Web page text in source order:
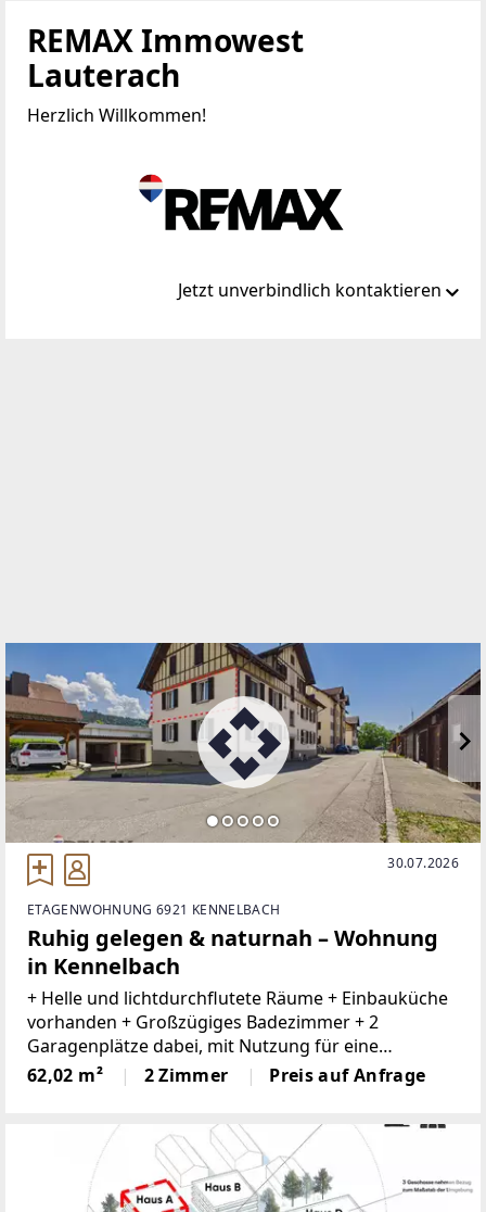
REMAX Immowest
Lauterach
Herzlich Willkommen!
Jetzt unverbindlich kontaktieren
s.baldauf@remax-immowest.at
30.07.2026
ETAGENWOHNUNG 6921 KENNELBACH
Ruhig gelegen & naturnah – Wohnung
in Kennelbach
+ Helle und lichtdurchflutete Räume + Einbauküche
vorhanden + Großzügiges Badezimmer + 2
Garagenplätze dabei, mit Nutzung für eine
Werkstatt mit Stromanschluss und Beleuchtung +
Gartenanteil vorhanden + 3 Schuppen mit dabei +
62,02 m² 2 Zimmer Preis auf Anfrage